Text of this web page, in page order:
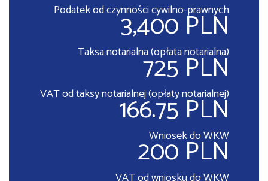
Podatek od czynności cywilno-prawnych
3,400 PLN
Taksa notarialna (opłata notarialna)
725 PLN
VAT od taksy notarialnej (opłaty notarialnej)
166.75 PLN
Wniosek do WKW
200 PLN